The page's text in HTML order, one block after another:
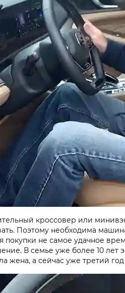
кроссовер или
Поэтому необходима
покупки не самое удачное
В семье уже более 10 лет
жена, а сейчас уже третий